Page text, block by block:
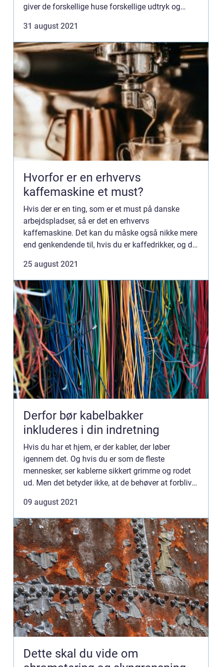
giver de forskellige huse forskellige udtryk og
31 august 2021
Hvorfor er en erhvervs
kaffemaskine et must?
Hvis der er en ting, som er et must på danske
arbejdspladser, så er det en erhvervs
kaffemaskine. Det kan du måske også nikke mere
end genkendende til, hvis du er kaffedrikker, og du
25 august 2021
Derfor bør kabelbakker
inkluderes i din indretning
Hvis du har et hjem, er der kabler, der løber
igennem det. Og hvis du er som de fleste
mennesker, ser kablerne sikkert grimme og rodet
ud. Men det betyder ikke, at de behøver at forblive
09 august 2021
Dette skal du vide om